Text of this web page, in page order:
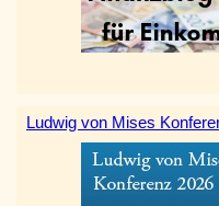
Ludwig von Mises